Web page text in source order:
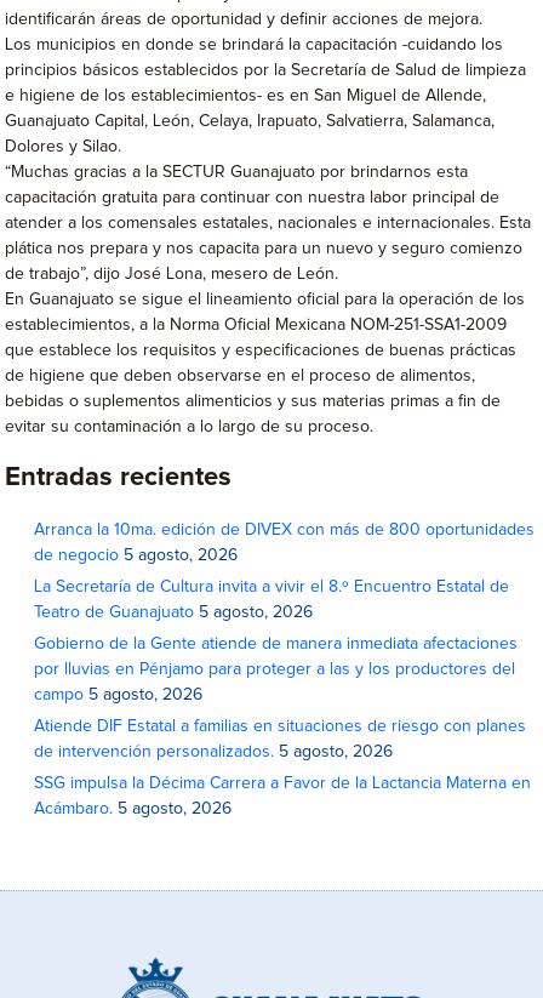
identificarán áreas de oportunidad y definir acciones de mejora.
Los municipios en donde se brindará la capacitación -cuidando los
principios básicos establecidos por la Secretaría de Salud de limpieza
e higiene de los establecimientos- es en San Miguel de Allende,
Guanajuato Capital, León, Celaya, Irapuato, Salvatierra, Salamanca,
Dolores y Silao.
“Muchas gracias a la SECTUR Guanajuato por brindarnos esta
capacitación gratuita para continuar con nuestra labor principal de
atender a los comensales estatales, nacionales e internacionales. Esta
plática nos prepara y nos capacita para un nuevo y seguro comienzo
de trabajo”, dijo José Lona, mesero de León.
En Guanajuato se sigue el lineamiento oficial para la operación de los
establecimientos, a la Norma Oficial Mexicana NOM-251-SSA1-2009
que establece los requisitos y especificaciones de buenas prácticas
de higiene que deben observarse en el proceso de alimentos,
bebidas o suplementos alimenticios y sus materias primas a fin de
evitar su contaminación a lo largo de su proceso.
Entradas recientes
Arranca la 10ma. edición de DIVEX con más de 800 oportunidades
de negocio 5 agosto, 2026
La Secretaría de Cultura invita a vivir el 8.º Encuentro Estatal de
Teatro de Guanajuato 5 agosto, 2026
Gobierno de la Gente atiende de manera inmediata afectaciones
por lluvias en Pénjamo para proteger a las y los productores del
campo 5 agosto, 2026
Atiende DIF Estatal a familias en situaciones de riesgo con planes
de intervención personalizados. 5 agosto, 2026
SSG impulsa la Décima Carrera a Favor de la Lactancia Materna en
Acámbaro. 5 agosto, 2026